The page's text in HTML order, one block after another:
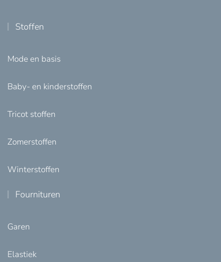
Stoffen
Mode en basis
Baby- en kinderstoffen
Tricot stoffen
Zomerstoffen
Winterstoffen
Fournituren
Garen
Elastiek